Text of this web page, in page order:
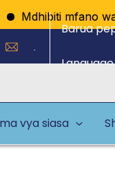
Mdhibiti mfano wa
Barua
Language
vya siasa